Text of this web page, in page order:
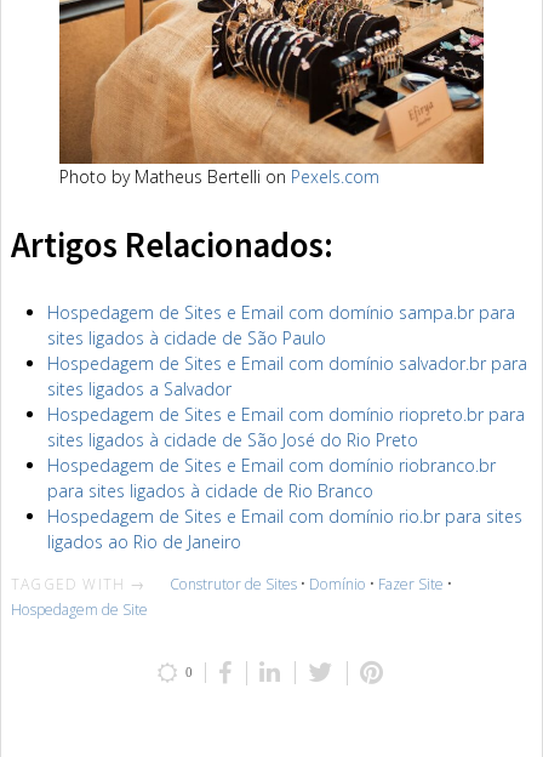
Photo by Matheus Bertelli on Pexels.com
Artigos Relacionados:
Hospedagem de Sites e Email com domínio sampa.br para
sites ligados à cidade de São Paulo
Hospedagem de Sites e Email com domínio salvador.br para
sites ligados a Salvador
Hospedagem de Sites e Email com domínio riopreto.br para
sites ligados à cidade de São José do Rio Preto
Hospedagem de Sites e Email com domínio riobranco.br
para sites ligados à cidade de Rio Branco
Hospedagem de Sites e Email com domínio rio.br para sites
ligados ao Rio de Janeiro
TAGGED WITH → Construtor de Sites• Domínio • Fazer Site •
Hospedagem de Site
0